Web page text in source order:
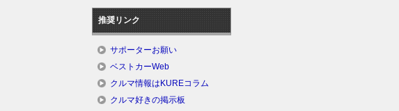
推奨リンク
サポーターお願い
ベストカーWeb
クルマ情報はKUREコラム
クルマ好きの掲示板